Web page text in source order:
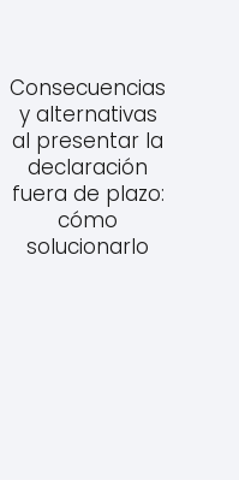
Consecuencias
y alternativas
al presentar la
declaración
fuera de plazo:
cómo
solucionarlo